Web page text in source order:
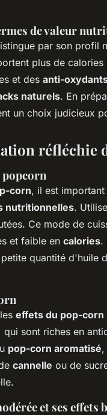
de valeur
par son profil
plus de
et des anti-
naturels. En
un choix judicieux
réfléchie
popcorn
corn, il est
nutritionnelles.
Ce mode de
et faible en calories.
quantité d'huile
effets du pop-corn
sont riches en
pop-corn aromatisé,
cannelle ou de
et ses effets